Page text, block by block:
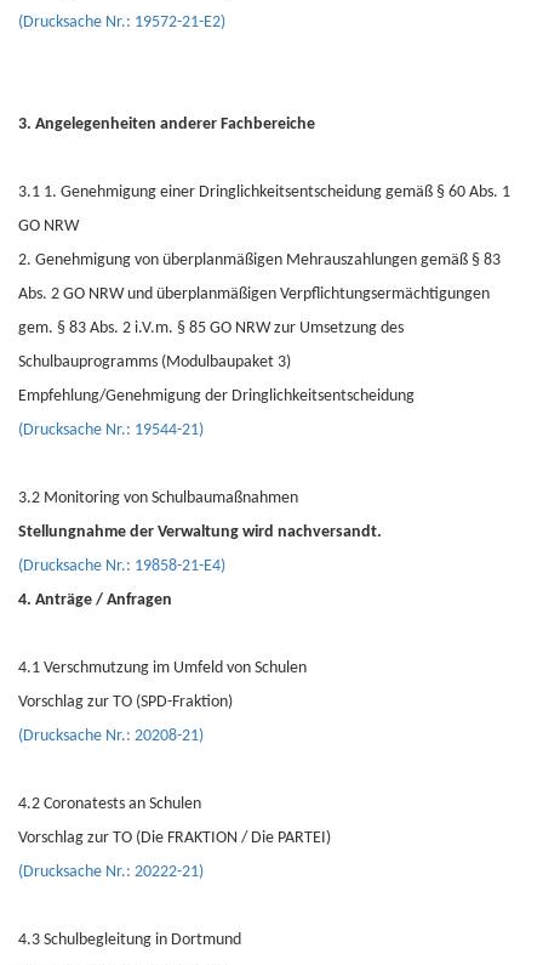
(Drucksache Nr.: 19572-21-E2)
3. Angelegenheiten anderer Fachbereiche
3.1 1. Genehmigung einer Dringlichkeitsentscheidung gemäß § 60 Abs. 1
GO NRW
2. Genehmigung von überplanmäßigen Mehrauszahlungen gemäß § 83
Abs. 2 GO NRW und überplanmäßigen Verpflichtungsermächtigungen
gem. § 83 Abs. 2 i.V.m. § 85 GO NRW zur Umsetzung des
Schulbauprogramms (Modulbaupaket 3)
Empfehlung/Genehmigung der Dringlichkeitsentscheidung
(Drucksache Nr.: 19544-21)
3.2 Monitoring von Schulbaumaßnahmen
Stellungnahme der Verwaltung wird nachversandt.
(Drucksache Nr.: 19858-21-E4)
4. Anträge / Anfragen
4.1 Verschmutzung im Umfeld von Schulen
Vorschlag zur TO (SPD-Fraktion)
(Drucksache Nr.: 20208-21)
4.2 Coronatests an Schulen
Vorschlag zur TO (Die FRAKTION / Die PARTEI)
(Drucksache Nr.: 20222-21)
4.3 Schulbegleitung in Dortmund